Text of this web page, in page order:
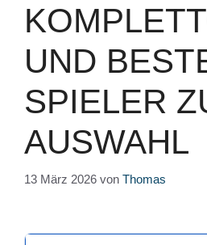
UND
SPIELER
AUSWAHL
13 März 2026 von Thomas